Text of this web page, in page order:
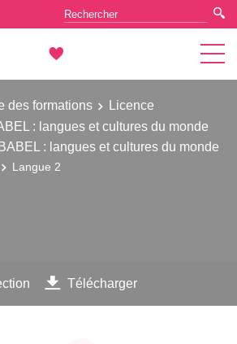
des formations
Licence
: langues et cultures du monde
: langues et cultures du monde
Langue 2
Télécharger